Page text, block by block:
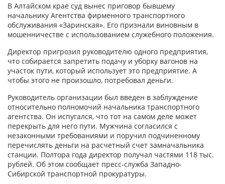
В Алтайском крае суд вынес приговор бывшему
начальнику Агентства фирменного транспортного
обслуживания «Заринская». Его признали виновным в
мошенничестве с использованием служебного положения.
Директор пригрозил руководителю одного предприятия,
что собирается запретить подачу и уборку вагонов на
участок пути, который использует это предприятие. А
чтобы этого не произошло, потребовал деньги.
Руководитель организации был введен в заблуждение
относительно полномочий начальника транспортного
агентства. Он испугался, что тот на самом деле может
перекрыть для него пути. Мужчина согласился с
незаконными требованиями и поручил подчиненному
перечислять деньги на расчетный счет замначальника
станции. Полтора года директор получал частями 118 тыс.
рублей. Об этом сообщает пресс-служба Западно-
Сибирской транспортной прокуратуры.